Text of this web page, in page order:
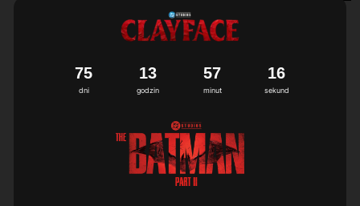
o
w
a
dni
75
godzin
13
minut
57
sekund
13
4